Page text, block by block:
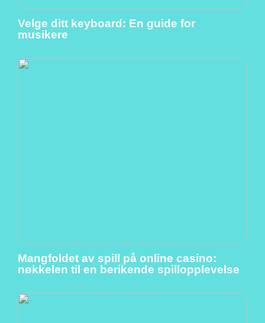
Velge ditt keyboard: En guide for
musikere
Mangfoldet av spill på online casino:
nøkkelen til en berikende spillopplevelse